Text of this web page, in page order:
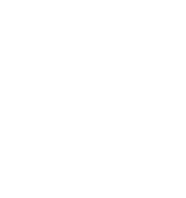
de maisons, dont 0.3 % de
présente deux indicateurs
compte, pour tout projet